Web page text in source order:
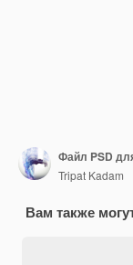
Файл PSD
Tripat Kadam
Вам также